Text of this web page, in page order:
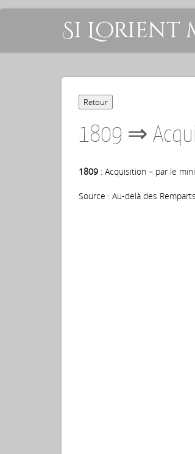
Si Lorient
1809 ⇒
1809 : Acquisition – par le
Source : Au-delà des